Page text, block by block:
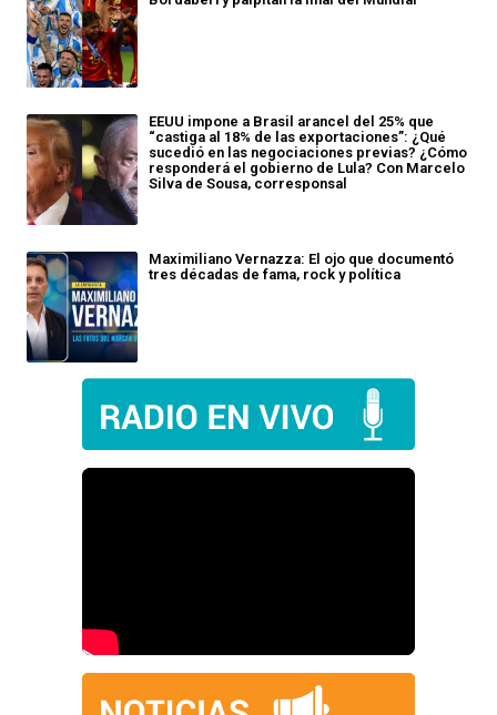
EEUU impone a Brasil arancel del 25% que
“castiga al 18% de las exportaciones”: ¿Qué
sucedió en las negociaciones previas? ¿Cómo
responderá el gobierno de Lula? Con Marcelo
Silva de Sousa, corresponsal
Maximiliano Vernazza: El ojo que documentó
tres décadas de fama, rock y política